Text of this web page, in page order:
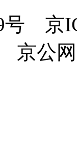
号 京
公网